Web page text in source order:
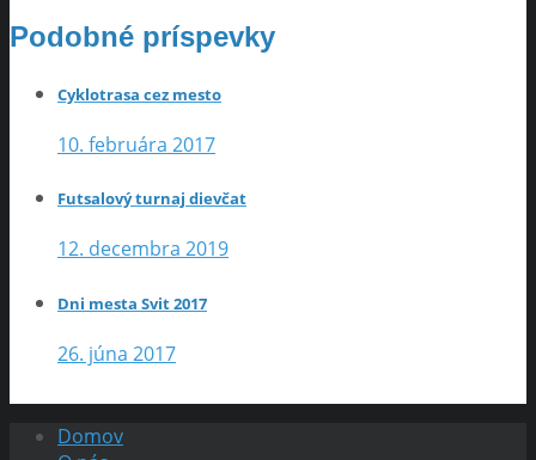
Podobné príspevky
Cyklotrasa cez mesto
10. februára 2017
Futsalový turnaj dievčat
12. decembra 2019
Dni mesta Svit 2017
26. júna 2017
Domov